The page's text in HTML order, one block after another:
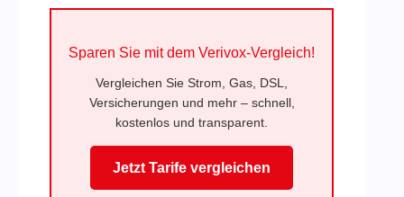
Sparen Sie mit dem Verivox-Vergleich!
Vergleichen Sie Strom, Gas, DSL,
Versicherungen und mehr – schnell,
kostenlos und transparent.
Jetzt Tarife vergleichen